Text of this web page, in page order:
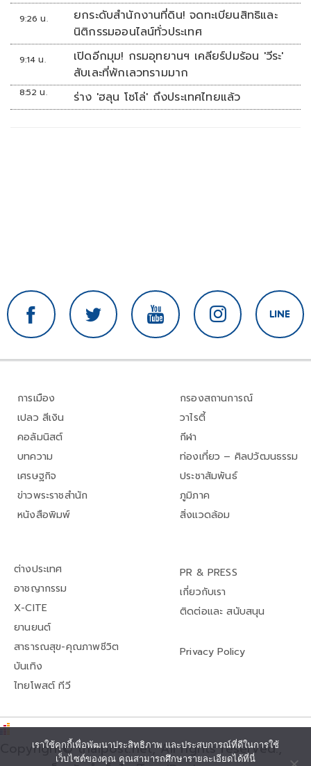
9:26 น.
ยกระดับสำนักงานที่ดิน! จดทะเบียนสิทธิและ
นิติกรรมออนไลน์ทั่วประเทศ
9:14 น.
เปิดอีกมุม! กรมอุทยานฯ เคลียร์ปมร้อน 'วีระ'
สับเละที่พักเลวทรามมาก
8:52 น. ร่าง 'ฮลุน โซโล่' ถึงประเทศไทยแล้ว
การเมือง
เปลว สีเงิน
คอลัมนิสต์
บทความ
เศรษฐกิจ
ข่าวพระราชสำนัก
หนังสือพิมพ์
กรองสถานการณ์
วาไรตี้
กีฬา
ท่องเที่ยว – ศิลปวัฒนธรรม
ประชาสัมพันธ์
ภูมิภาค
สิ่งแวดล้อม
ต่างประเทศ
อาชญากรรม
X-CITE
ยานยนต์
สาธารณสุข-คุณภาพชีวิต
บันเทิง
ไทยโพสต์ ทีวี
PR & PRESS
เกี่ยวกับเรา
ติดต่อและ สนับสนุน
Privacy Policy
Copyright© thaipost.net, All rights reserved.,
เราใช้คุกกี้เพื่อพัฒนาประสิทธิภาพ และประสบการณ์ที่ดีในการใช้
เว็บไซต์ของคุณ คุณสามารถศึกษารายละเอียดได้ที่นี่